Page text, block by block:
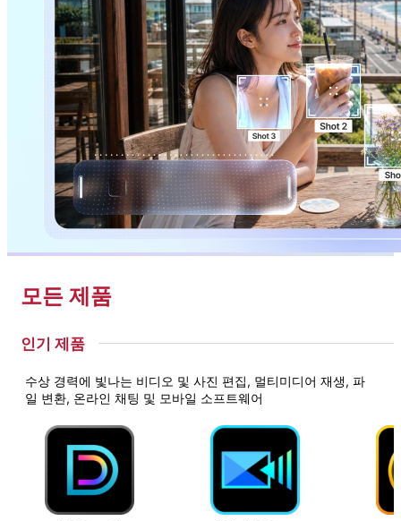
모든 제품
인기 제품
수상 경력에 빛나는 비디오 및 사진 편집, 멀티미디어 재생, 파
일 변환, 온라인 채팅 및 모바일 소프트웨어